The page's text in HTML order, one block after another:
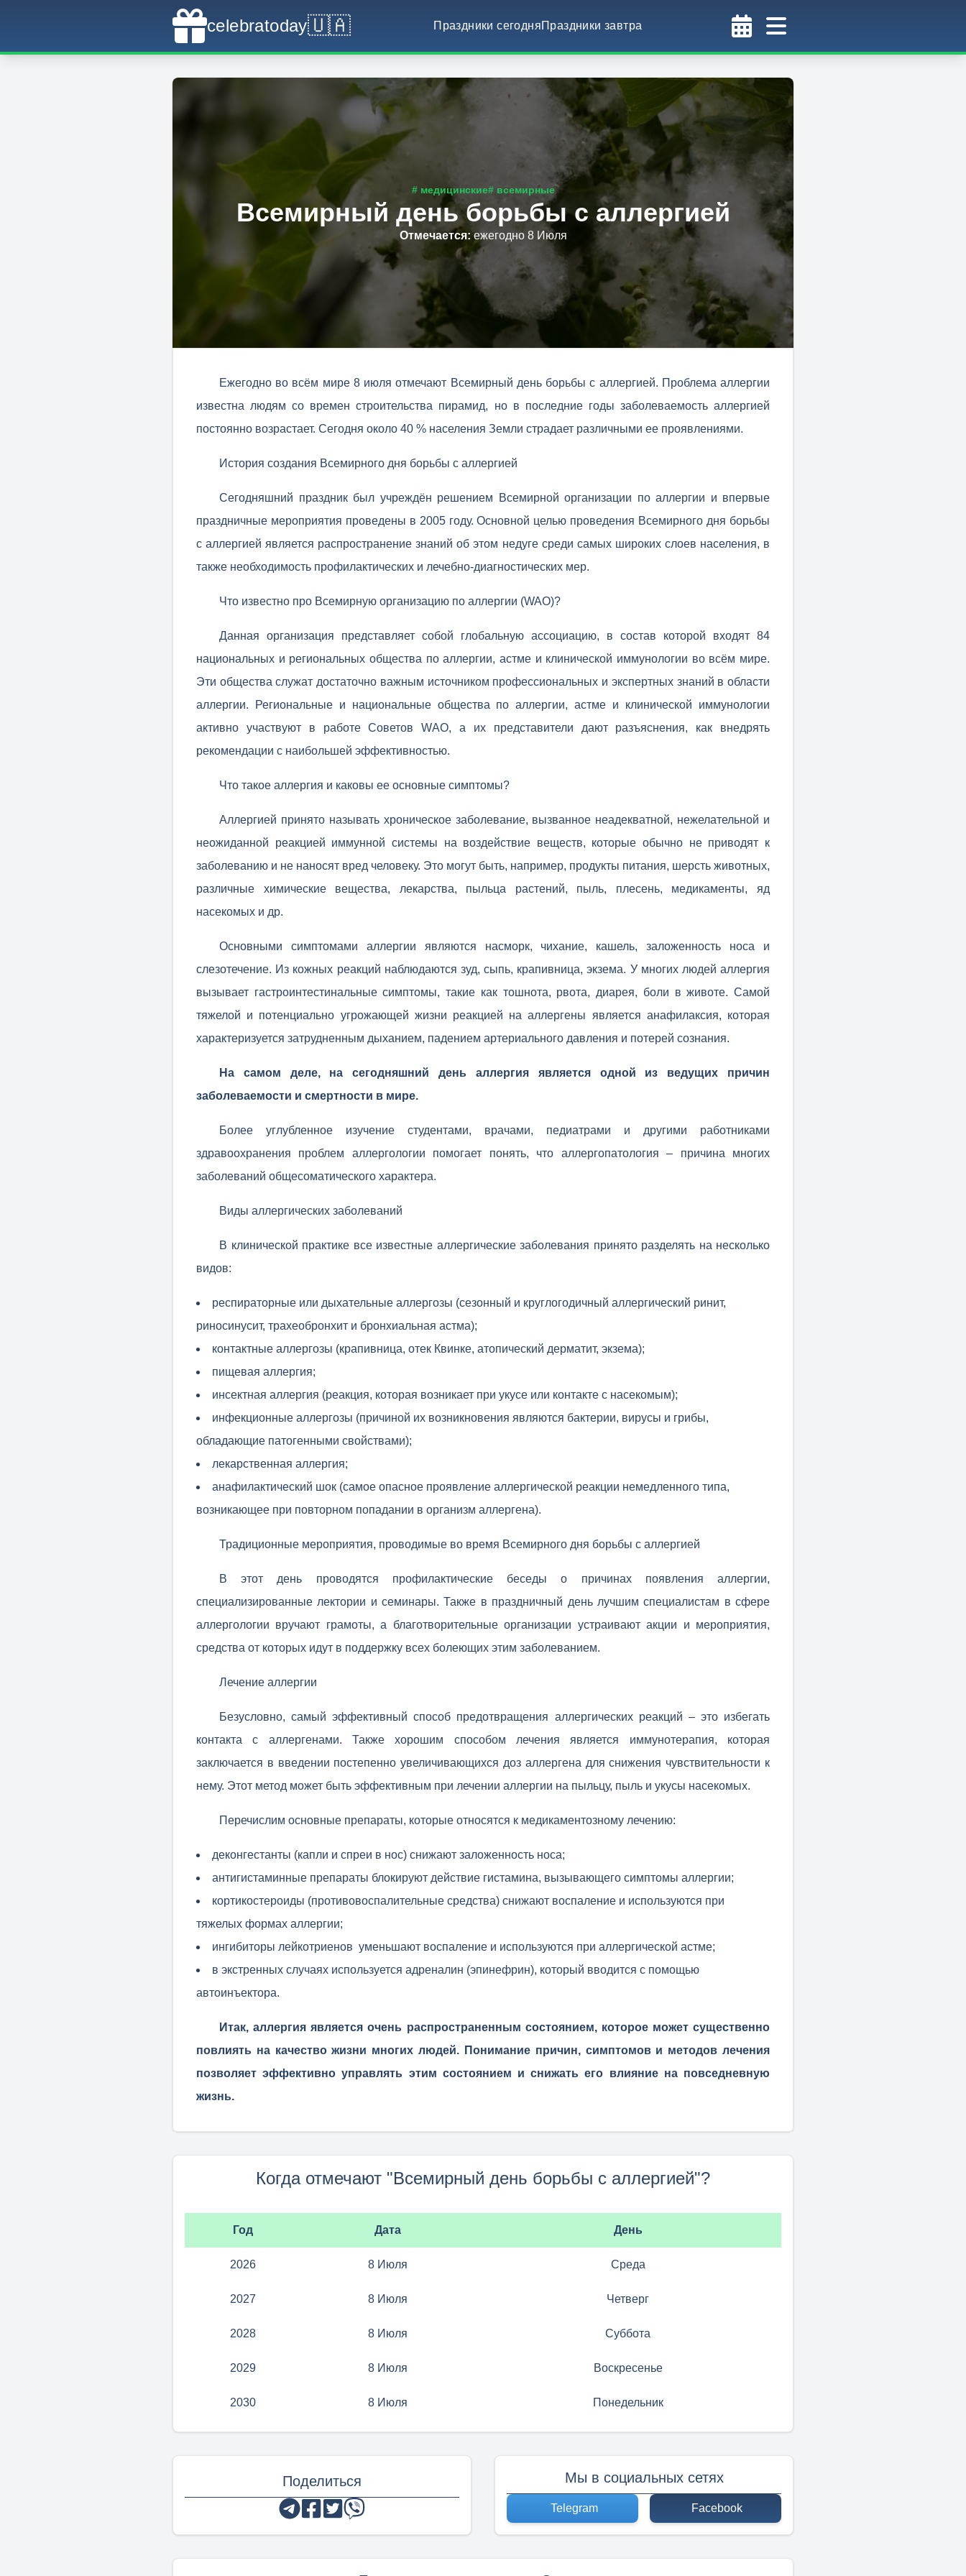
celebratoday🇺🇦 Праздники сегодняПраздники завтра
# медицинские# всемирные
Всемирный день борьбы с аллергией
Отмечается:ежегодно 8 Июля
Ежегодно во всём мире 8 июля отмечают Всемирный день борьбы с аллергией. Проблема аллергии
известна людям со времен строительства пирамид, но в последние годы заболеваемость аллергией
постоянно возрастает. Сегодня около 40 % населения Земли страдает различными ее проявлениями.
История создания Всемирного дня борьбы с аллергией
Сегодняшний праздник был учреждён решением Всемирной организации по аллергии и впервые
праздничные мероприятия проведены в 2005 году. Основной целью проведения Всемирного дня борьбы
с аллергией является распространение знаний об этом недуге среди самых широких слоев населения, в
также необходимость профилактических и лечебно-диагностических мер.
Что известно про Всемирную организацию по аллергии (WAO)?
Данная организация представляет собой глобальную ассоциацию, в состав которой входят 84
национальных и региональных общества по аллергии, астме и клинической иммунологии во всём мире.
Эти общества служат достаточно важным источником профессиональных и экспертных знаний в области
аллергии. Региональные и национальные общества по аллергии, астме и клинической иммунологии
активно участвуют в работе Советов WАО, а их представители дают разъяснения, как внедрять
рекомендации с наибольшей эффективностью.
Что такое аллергия и каковы ее основные симптомы?
Аллергией принято называть хроническое заболевание, вызванное неадекватной, нежелательной и
неожиданной реакцией иммунной системы на воздействие веществ, которые обычно не приводят к
заболеванию и не наносят вред человеку. Это могут быть, например, продукты питания, шерсть животных,
различные химические вещества, лекарства, пыльца растений, пыль, плесень, медикаменты, яд
насекомых и др.
Основными симптомами аллергии являются насморк, чихание, кашель, заложенность носа и
слезотечение. Из кожных реакций наблюдаются зуд, сыпь, крапивница, экзема. У многих людей аллергия
вызывает гастроинтестинальные симптомы, такие как тошнота, рвота, диарея, боли в животе. Самой
тяжелой и потенциально угрожающей жизни реакцией на аллергены является анафилаксия, которая
характеризуется затрудненным дыханием, падением артериального давления и потерей сознания.
На самом деле, на сегодняшний день аллергия является одной из ведущих причин
заболеваемости и смертности в мире.
Более углубленное изучение студентами, врачами, педиатрами и другими работниками
здравоохранения проблем аллергологии помогает понять, что аллергопатология – причина многих
заболеваний общесоматического характера.
Виды аллергических заболеваний
В клинической практике все известные аллергические заболевания принято разделять на несколько
видов:
респираторные или дыхательные аллергозы (сезонный и круглогодичный аллергический ринит,
риносинусит, трахеобронхит и бронхиальная астма);
контактные аллергозы (крапивница, отек Квинке, атопический дерматит, экзема);
пищевая аллергия;
инсектная аллергия (реакция, которая возникает при укусе или контакте с насекомым);
инфекционные аллергозы (причиной их возникновения являются бактерии, вирусы и грибы,
обладающие патогенными свойствами);
лекарственная аллергия;
анафилактический шок (самое опасное проявление аллергической реакции немедленного типа,
возникающее при повторном попадании в организм аллергена).
Традиционные мероприятия, проводимые во время Всемирного дня борьбы с аллергией
В этот день проводятся профилактические беседы о причинах появления аллергии,
специализированные лектории и семинары. Также в праздничный день лучшим специалистам в сфере
аллергологии вручают грамоты, а благотворительные организации устраивают акции и мероприятия,
средства от которых идут в поддержку всех болеющих этим заболеванием.
Лечение аллергии
Безусловно, самый эффективный способ предотвращения аллергических реакций – это избегать
контакта с аллергенами. Также хорошим способом лечения является иммунотерапия, которая
заключается в введении постепенно увеличивающихся доз аллергена для снижения чувствительности к
нему. Этот метод может быть эффективным при лечении аллергии на пыльцу, пыль и укусы насекомых.
Перечислим основные препараты, которые относятся к медикаментозному лечению:
деконгестанты (капли и спреи в нос) снижают заложенность носа;
антигистаминные препараты блокируют действие гистамина, вызывающего симптомы аллергии;
кортикостероиды (противовоспалительные средства) снижают воспаление и используются при
тяжелых формах аллергии;
ингибиторы лейкотриенов уменьшают воспаление и используются при аллергической астме;
в экстренных случаях используется адреналин (эпинефрин), который вводится с помощью
автоинъектора.
Итак, аллергия является очень распространенным состоянием, которое может существенно
повлиять на качество жизни многих людей. Понимание причин, симптомов и методов лечения
позволяет эффективно управлять этим состоянием и снижать его влияние на повседневную
жизнь.
Когда отмечают "Всемирный день борьбы с аллергией"?
Год Дата День
2026 8 Июля Среда
2027 8 Июля Четверг
2028 8 Июля Суббота
2029 8 Июля Воскресенье
2030 8 Июля Понедельник
Поделиться Мы в социальных сетях
Telegram Facebook